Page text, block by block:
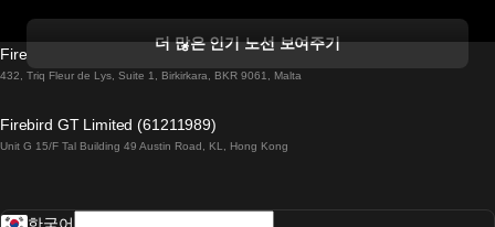
더블린에서 골웨이 열차
로마에서 나폴리 열차
더 많은 인기 노선 보여주기
Firebird GT Limited (OC 1451)
432, Triq Fleur de Lys, Suite 1, Birkirkara, BKR 9061, Malta
Firebird GT Limited (61211989)
Unit G 15/F Tal Building 49 Austin Road, KL, Hong Kong